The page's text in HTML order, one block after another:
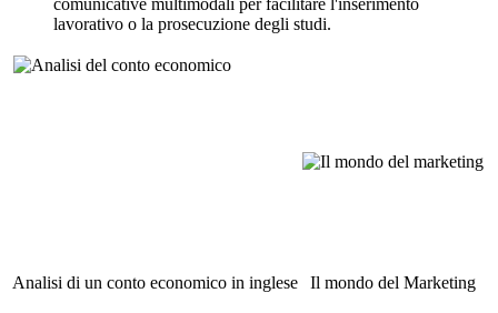
comunicative multimodali per facilitare l'inserimento
lavorativo o la prosecuzione degli studi.
Analisi di un conto economico in inglese Il mondo del Marketing